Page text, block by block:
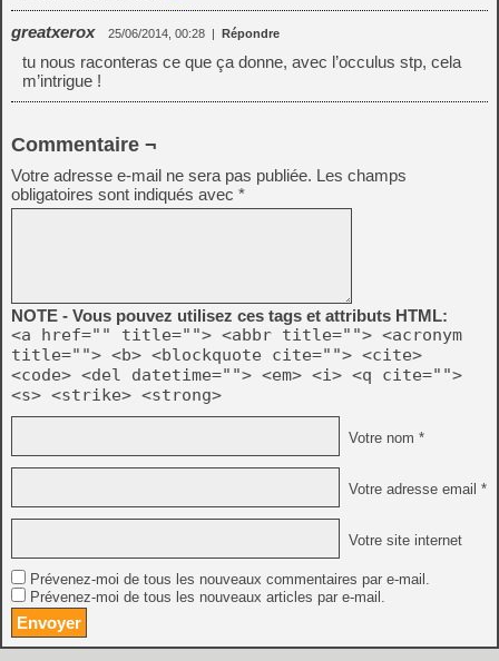
greatxerox 25/06/2014, 00:28 | Répondre
tu nous raconteras ce que ça donne, avec l’occulus stp, cela
m’intrigue !
Commentaire ¬
Votre adresse e-mail ne sera pas publiée. Les champs
obligatoires sont indiqués avec *
NOTE - Vous pouvez utilisez ces tags et attributs HTML:
<a href="" title=""> <abbr title=""> <acronym
title=""> <b> <blockquote cite=""> <cite>
<code> <del datetime=""> <em> <i> <q cite="">
<s> <strike> <strong>
Votre nom *
Votre adresse email *
Votre site internet
Prévenez-moi de tous les nouveaux commentaires par e-mail.
Prévenez-moi de tous les nouveaux articles par e-mail.